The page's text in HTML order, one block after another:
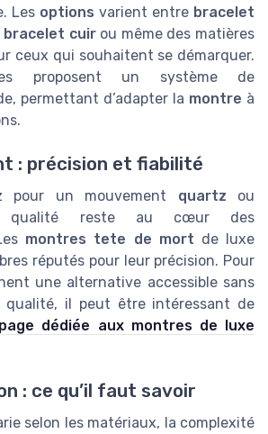
Les options varient entre bracelet
bracelet cuirou même des matières
ceux qui souhaitent se démarquer.
proposent un système de
permettant d’adapter la montre à
: précision et fiabilité
pour un mouvement quartz ou
qualité reste au cœur des
montres tete de mort de luxe
réputés pour leur précision. Pour
une alternative accessible sans
qualité, il peut être intéressant de
dédiée aux montres de luxe
: ce qu’il faut savoir
selon les matériaux, la complexité